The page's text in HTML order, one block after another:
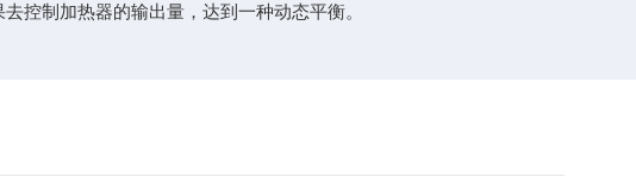
控制加热器的输出量，达到一种动态平衡。